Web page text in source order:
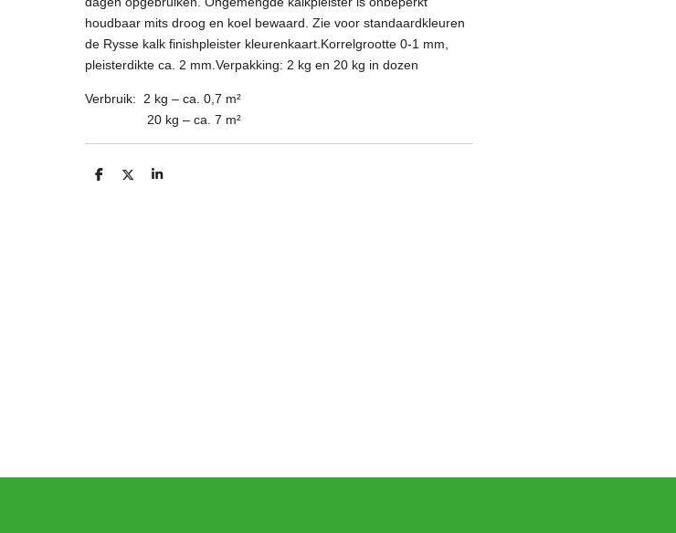
houdbaar mits droog en koel bewaard. Zie voor standaardkleuren
de Rysse kalk finishpleister kleurenkaart. Korrelgrootte 0-1 mm,
pleisterdikte ca. 2 mm. Verpakking: 2 kg en 20 kg in dozen
Verbruik: 2 kg – ca. 0,7 m²
20 kg – ca. 7 m²
D
D
S